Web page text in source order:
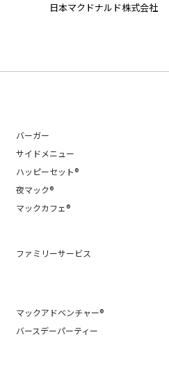
日本マクドナルド株式会社
バーガー
サイドメニュー
ハッピーセット®
夜マック®
マックカフェ®
ファミリーサービス
マックアドベンチャー®
バースデーパーティー